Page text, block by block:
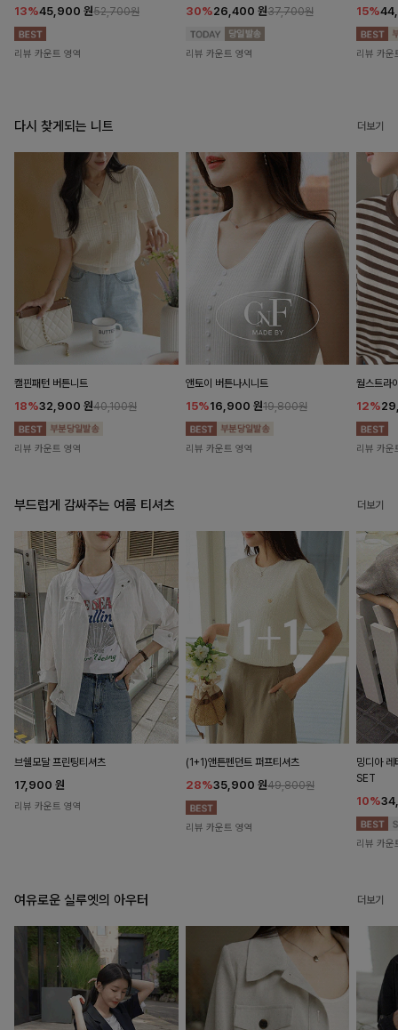
13%45,900 원52,700원
리뷰 카운트 영역
30%26,400 원37,700원
리뷰 카운트 영역
15%
리뷰 카운
다시 찾게되는 니트 더보기
캘핀패턴 버튼니트
18%32,900 원40,100원
리뷰 카운트 영역
앤토이 버튼나시니트
15%16,900 원19,800원
리뷰 카운트 영역
월스트라
12%
리뷰 카운
부드럽게 감싸주는 여름 티셔츠 더보기
브쉘모달 프린팅티셔츠
17,900 원
리뷰 카운트 영역
(1+1)앤튼펜던트 퍼프티셔츠
28%35,900 원49,800원
리뷰 카운트 영역
밍디아 레
SET
10%
리뷰 카운
여유로운 실루엣의 아우터 더보기